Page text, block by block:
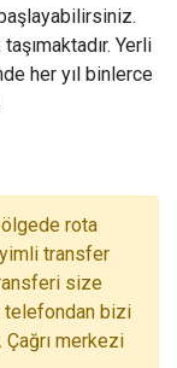
Yerli
her yıl binlerce
rota
transfer
size
telefondan bizi
Çağrı merkezi